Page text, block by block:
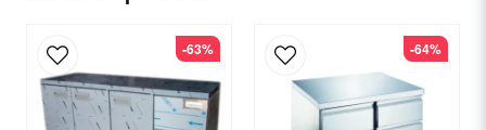
-63% -64%
email
E-postadress